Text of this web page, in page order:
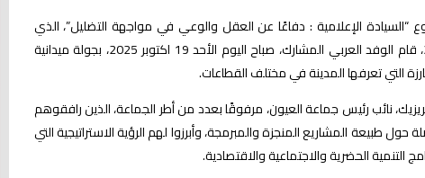
“السيادة الإعلامية : دفاعًا عن العقل والوعي في مواجهة التضليل”، الذي
المشارك، صباح اليوم الأحد 19 اكتوبر 2025، بجولة ميدانية
التي تعرفها المدينة في مختلف القطاعات.
نائب رئيس جماعة العيون، مرفوقًا بعدد من أطر الجماعة، الذين رافقوهم
طبيعة المشاريع المنجزة والمبرمجة، وأبرزوا لهم الرؤية الاستراتيجية التي
الحضرية والاجتماعية والاقتصادية.